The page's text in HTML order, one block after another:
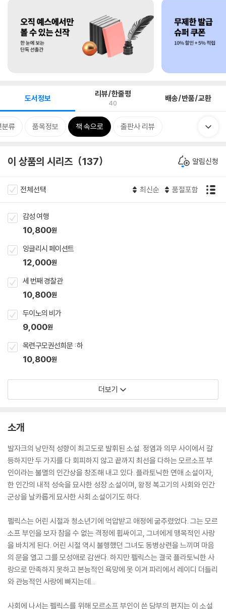
도서정보 리뷰/한줄평
40 배송/반품/교환
분류 품목정보 책 속으로 출판사 리뷰
이 상품의 시리즈 137 알림신청
전체선택 최신순 품절포함
감성 여행
10,800원
잉글리시 페이션트
12,000원
세 번째 경찰관
10,800원
두이노의 비가
9,000원
목련구모권선희문 : 하
10,800원
더보기
소개
발자크의 낭만적 성향이 최고도로 발휘된 소설. 정염과 의무 사이에서 갈
등하지만 두 가지를 다 회피하지 않고 끝까지 최선을 다하는 모르소프 부
인이라는 불멸의 인간상을 창조해 내고 있다. 플라토닉한 연애 소설이자,
한 인간의 내적 성숙을 묘사한 성장 소설이며, 왕정 복고기의 사회와 인간
군상을 날카롭게 묘사한 사회 소설이기도 하다.
펠릭스는 어린 시절과 청소년기에 억압받고 애정에 굶주렸었다. 그는 모르
소프 부인을 보자 참을 수 없는 격정에 휩싸이고, 그녀에게 맹목적인 사랑
을 바치게 된다. 어린 시절 역시 불행했던 그녀도 동병상련을 느끼며 마음
의 문을 열고 그를 모성애로 감싼다. 하지만 펠릭스는 결국 플라토닉한 사
랑으로 만족하지 못하고 본능적인 욕망에 못 이겨 파리에서 레이디 더들리
와 관능적인 사랑에 빠지는데...
사회에 나서는 펠릭스를 위해 모르소프 부인이 쓴 당부의 편지는 이 소설